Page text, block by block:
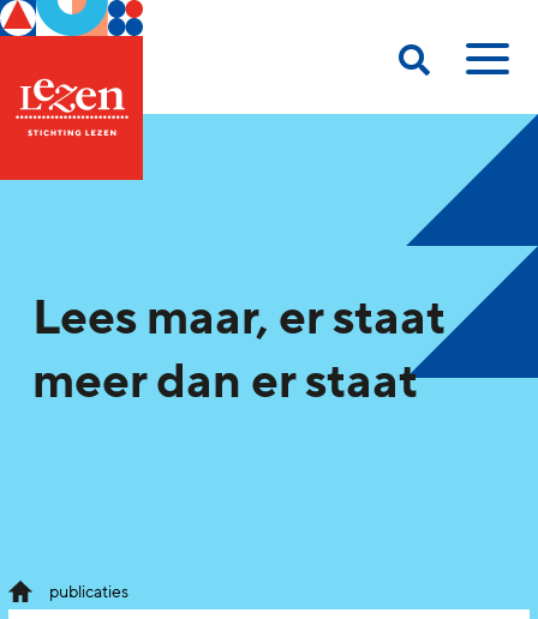
Lees maar, er staat
meer dan er staat
publicaties